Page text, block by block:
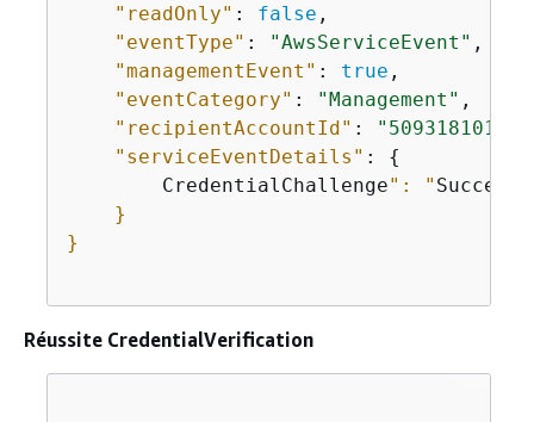
"readOnly" : false ,
"eventType" : "AwsServiceEvent" ,
"managementEvent" : true ,
"eventCategory" : "Management" ,
"recipientAccountId" :
"serviceEventDetails" : {
        CredentialChallenge
": " Success
    }
}
Réussite CredentialVerification